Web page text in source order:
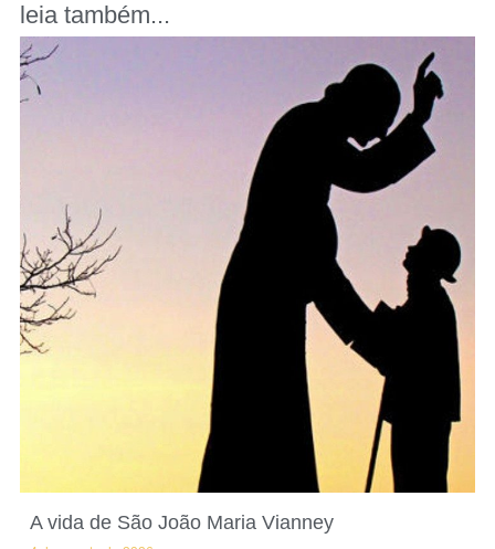
leia também...
A vida de São João Maria Vianney